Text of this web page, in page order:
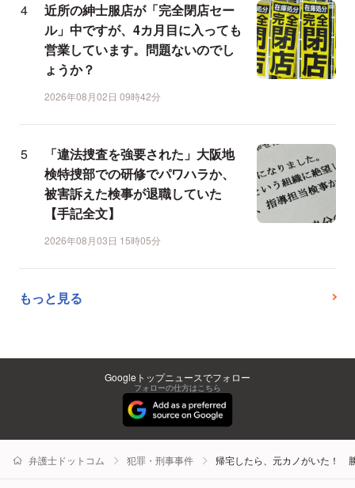
近所の紳士服店が「完全閉店セー
ル」中ですが、4カ月目に入っても
営業しています。問題ないのでし
ょうか？
2026年08月02日 09時42分
「違法捜査を強要された」大阪地
検特捜部での研修でパワハラか、
被害訴えた検事が退職していた
【手記全文】
2026年08月03日 15時05分
もっと見る
Googleトップニュースでフォロー
フォローの仕方はこちら
弁護士ドットコム 犯罪・刑事事件 帰宅したら、元カノがいた！